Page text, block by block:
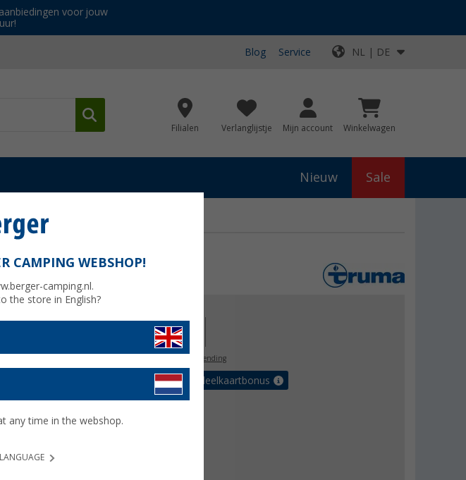
voor jouw
Blog Service NL | DE
Filialen Verlanglijstje Mijn account Winkelwagen
Nieuw Sale
€ 200,95
gratis verzending
€ met de voordeelkaartbonus
CAMPING WEBSHOP!
camping.nl.
the store in English?
any time in the webshop.